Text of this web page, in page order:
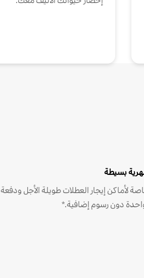
بسيطة
لأماكن إيجار العطلات طويلة الأجل ودفعة
دون رسوم إضافية.*